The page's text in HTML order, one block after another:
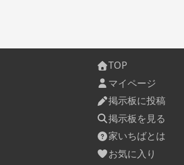
TOP
マイページ
掲示板に投稿
掲示板を見る
家いちばとは
お気に入り